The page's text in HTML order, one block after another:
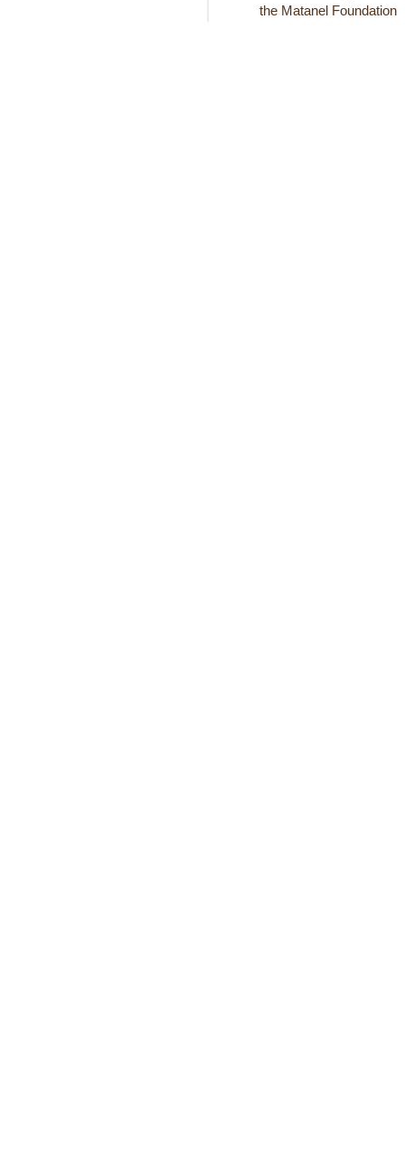
the Matanel Foundation